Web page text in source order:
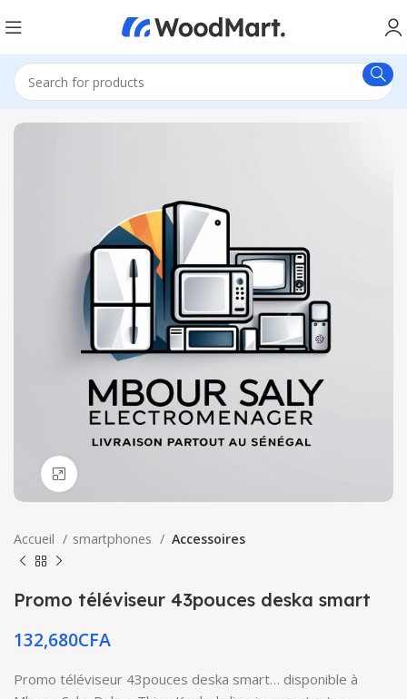
Accueil smartphones Accessoires
Promo téléviseur 43pouces deska smart
132,680CFA
Promo téléviseur 43pouces deska smart… disponible à